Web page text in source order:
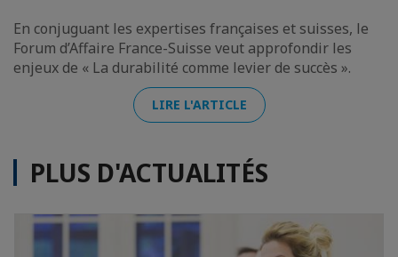
En conjuguant les expertises françaises et suisses, le
Forum d’Affaire France-Suisse veut approfondir les
enjeux de « La durabilité comme levier de succès ».
LIRE L'ARTICLE
PLUS D'ACTUALITÉS